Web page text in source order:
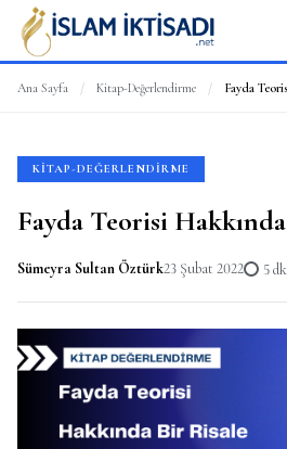
Ana Sayfa / Kitap-Değerlendirme / Fayda
KITAP-DEĞERLENDIRME
Fayda Teorisi
Sümeyra Sultan Öztürk23 Şubat 2022 5